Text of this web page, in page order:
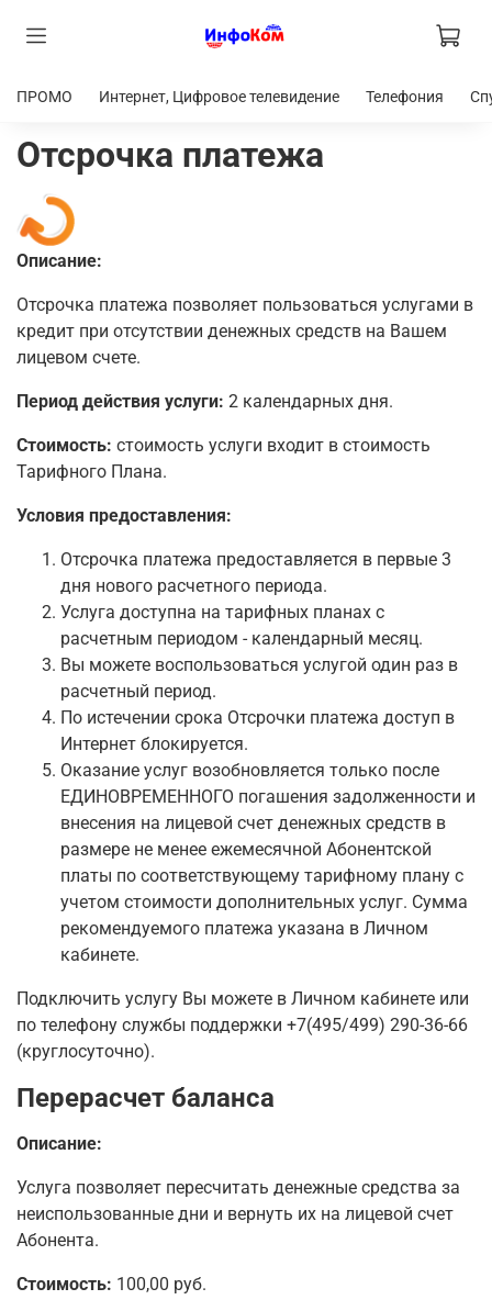
ПРОМО Интернет, Цифровое телевидение Телефония
Отсрочка платежа
Описание:
Отсрочка платежа позволяет пользоваться услугами в
кредит при отсутствии денежных средств на Вашем
лицевом счете.
Период действия услуги: 2 календарных дня.
Стоимость: стоимость услуги входит в стоимость
Тарифного Плана.
Условия предоставления:
Отсрочка платежа предоставляется в первые 3
дня нового расчетного периода.
Услуга доступна на тарифных планах с
расчетным периодом - календарный месяц.
Вы можете воспользоваться услугой один раз в
расчетный период.
По истечении срока Отсрочки платежа доступ в
Интернет блокируется.
Оказание услуг возобновляется только после
ЕДИНОВРЕМЕННОГО погашения задолженности и
внесения на лицевой счет денежных средств в
размере не менее ежемесячной Абонентской
платы по соответствующему тарифному плану с
учетом стоимости дополнительных услуг. Сумма
рекомендуемого платежа указана в Личном
кабинете.
Подключить услугу Вы можете в Личном кабинете или
по телефону службы поддержки +7(495/499) 290-36-66
(круглосуточно).
Перерасчет баланса
Описание:
Услуга позволяет пересчитать денежные средства за
неиспользованные дни и вернуть их на лицевой счет
Абонента.
Стоимость: 100,00 руб.